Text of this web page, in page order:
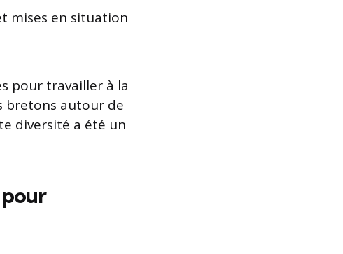
mises en situation
pour travailler à la
bretons autour de
diversité a été un